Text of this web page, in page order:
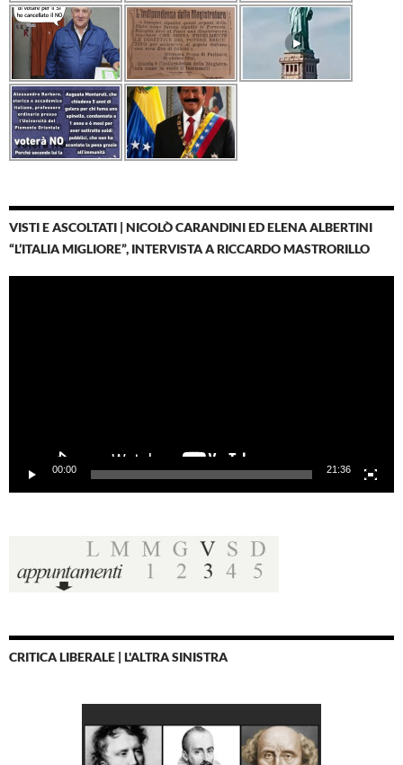
VISTI E ASCOLTATI | NICOLÒ CARANDINI ED ELENA ALBERTINI
“L’ITALIA MIGLIORE”, INTERVISTA A RICCARDO MASTRORILLO
00:00 21:36
CRITICA LIBERALE | L'ALTRA SINISTRA